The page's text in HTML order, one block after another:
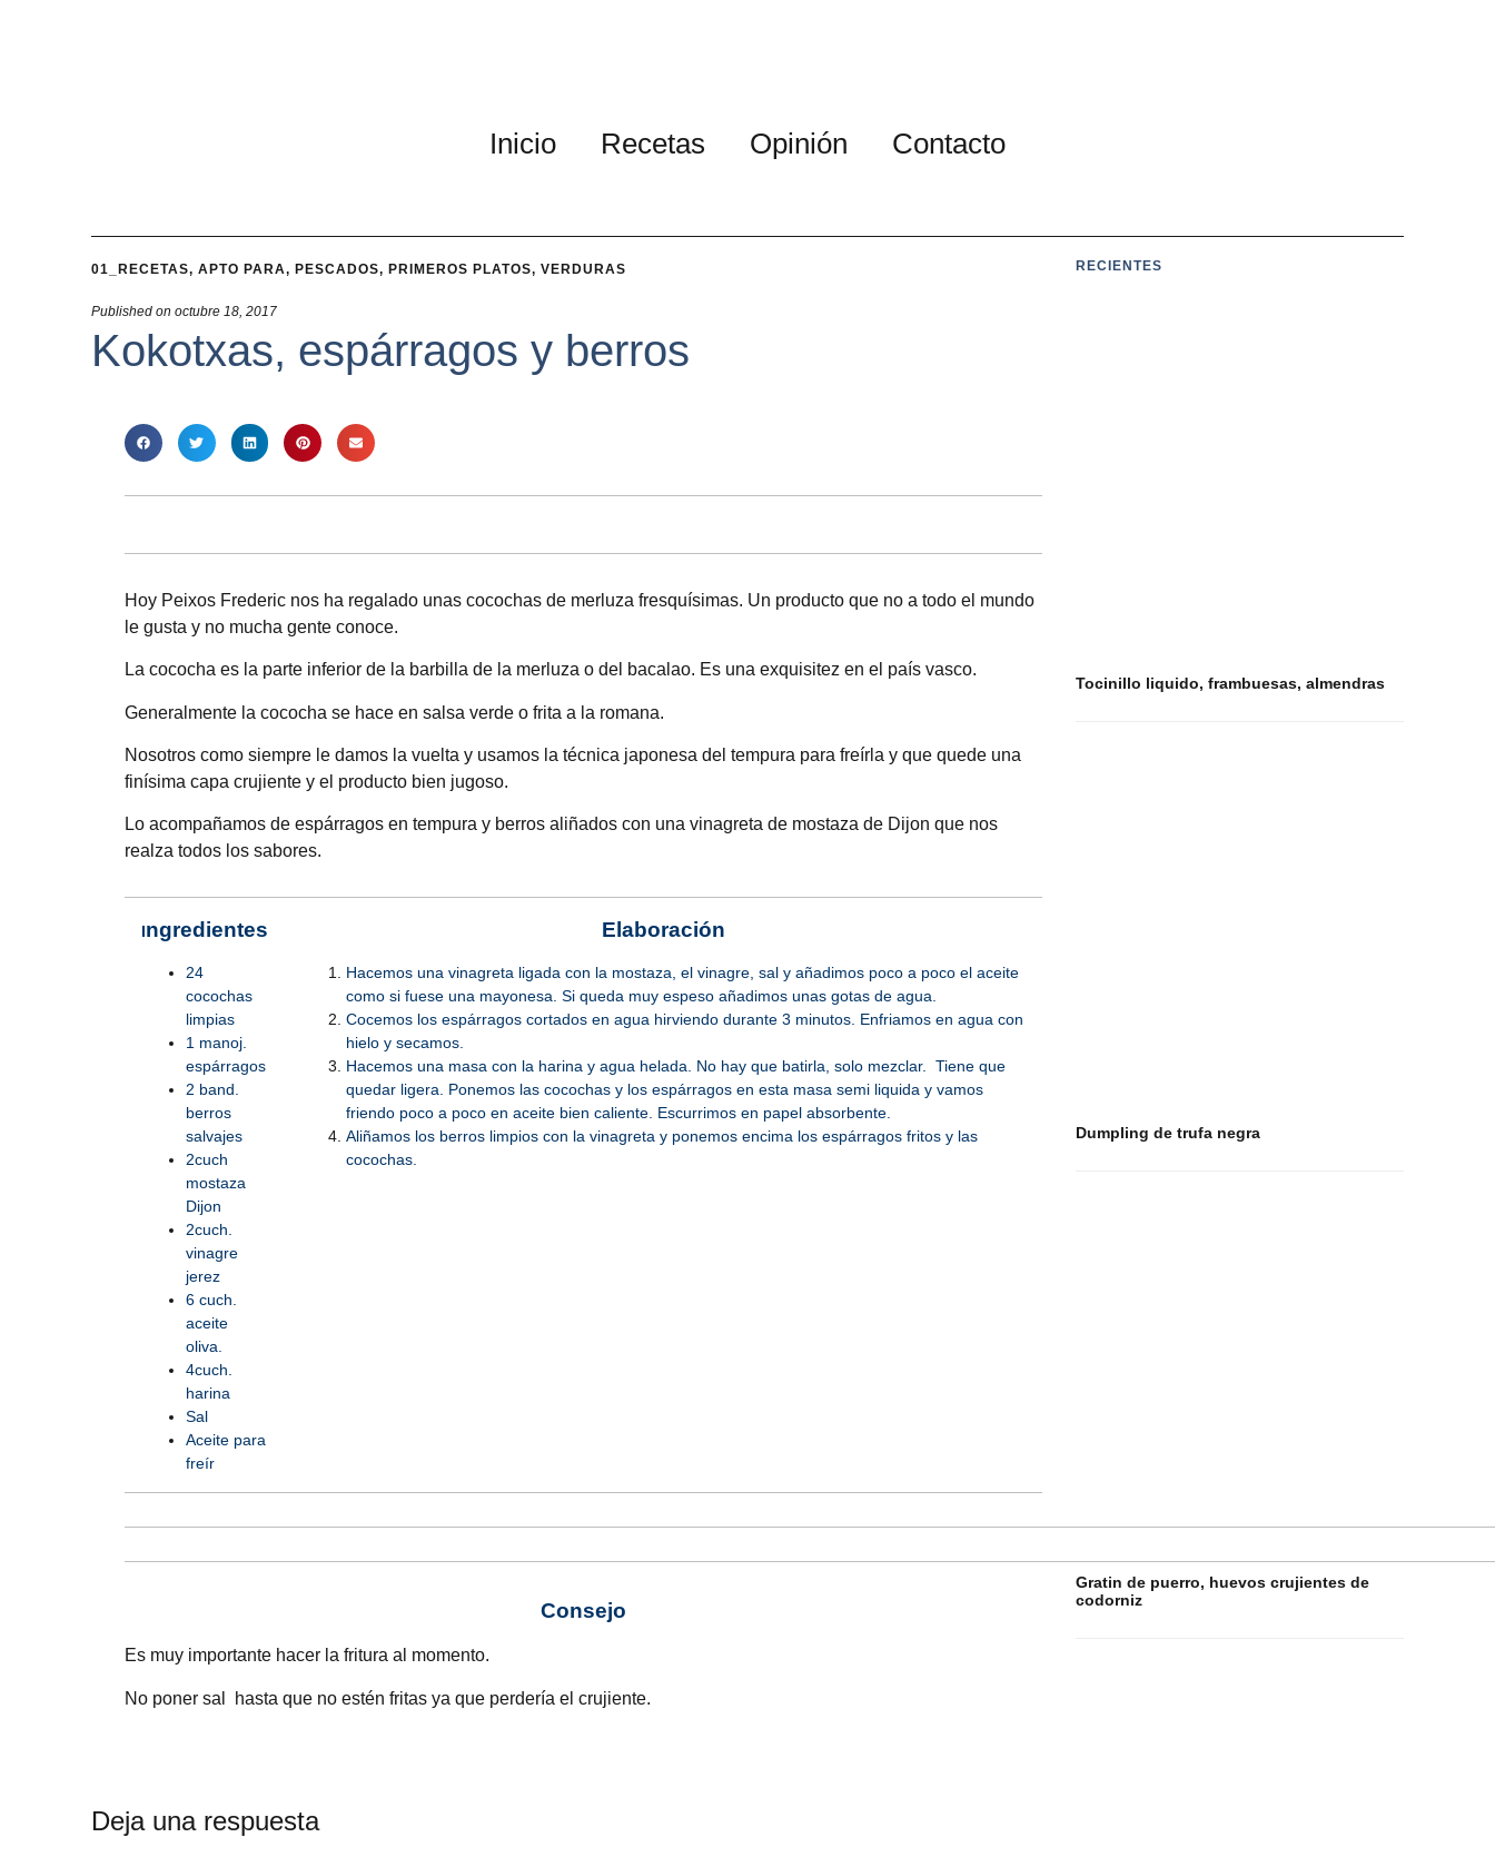
Inicio Recetas Opinión Contacto
01_RECETAS, APTO PARA, PESCADOS, PRIMEROS PLATOS, VERDURAS
Published on octubre 18, 2017
Kokotxas, espárragos y berros
Hoy Peixos Frederic nos ha regalado unas cocochas de merluza fresquísimas. Un producto que no a todo el mundo
le gusta y no mucha gente conoce.
La cococha es la parte inferior de la barbilla de la merluza o del bacalao. Es una exquisitez en el país vasco.
Generalmente la cococha se hace en salsa verde o frita a la romana.
Nosotros como siempre le damos la vuelta y usamos la técnica japonesa del tempura para freírla y que quede una
finísima capa crujiente y el producto bien jugoso.
Lo acompañamos de espárragos en tempura y berros aliñados con una vinagreta de mostaza de Dijon que nos
realza todos los sabores.
Ingredientes
24
cocochas
limpias
1 manoj.
espárragos
2 band.
berros
salvajes
2cuch
mostaza
Dijon
2cuch.
vinagre
jerez
6 cuch.
aceite
oliva.
4cuch.
harina
Sal
Aceite para
freír
Elaboración
Hacemos una vinagreta ligada con la mostaza, el vinagre, sal y añadimos poco a poco el aceite
como si fuese una mayonesa. Si queda muy espeso añadimos unas gotas de agua.
Cocemos los espárragos cortados en agua hirviendo durante 3 minutos. Enfriamos en agua con
hielo y secamos.
Hacemos una masa con la harina y agua helada. No hay que batirla, solo mezclar. Tiene que
quedar ligera. Ponemos las cocochas y los espárragos en esta masa semi liquida y vamos
friendo poco a poco en aceite bien caliente. Escurrimos en papel absorbente.
Aliñamos los berros limpios con la vinagreta y ponemos encima los espárragos fritos y las
cocochas.
Consejo
Es muy importante hacer la fritura al momento.
No poner sal hasta que no estén fritas ya que perdería el crujiente.
Deja una respuesta
RECIENTES
Tocinillo liquido, frambuesas, almendras
Dumpling de trufa negra
Gratin de puerro, huevos crujientes de
codorniz